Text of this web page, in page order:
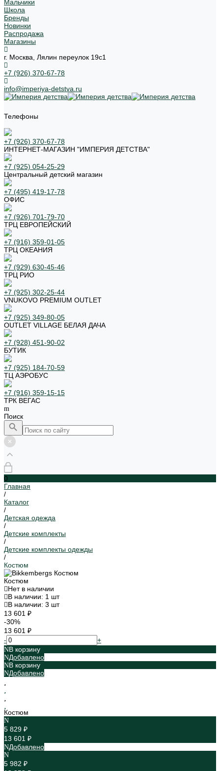
Мальчики
Школа
Бренды
Новинки
Распродажа
Магазины
г. Москва, Лялин переулок 19с1
+7 (926) 370-67-78
info@imperiya-detstva.ru
Телефоны
+7 (926) 370-67-78
ИНТЕРНЕТ-МАГАЗИН "ИМПЕРИЯ ДЕТСТВА"
+7 (925) 054-25-29
Центральный детский магазин
+7 (495) 419-17-78
ОФИС
+7 (926) 701-79-70
ТРЦ ЕВРОПЕЙСКИЙ
+7 (916) 359-01-05
ТРЦ ОКЕАНИЯ
+7 (929) 630-45-46
ТРЦ РИО
+7 (925) 302-25-44
VNUKOVO PREMIUM OUTLET
+7 (925) 349-80-05
OUTLET VILLAGE БЕЛАЯ ДАЧА
+7 (928) 451-90-02
БУТИК
+7 (925) 184-70-59
ТЦ АЭРОБУС
+7 (916) 359-15-15
ТРК ВЕГАС
Поиск
0
Главная
/
Каталог
/
Детская одежда
/
Детские комплекты
/
Детские комплекты одежды
/
Костюм
Костюм
Нет в наличии
В наличии: 1 шт
В наличии: 3 шт
13 601 ₽
-30%
13 601 ₽
-
+
В корзину
Добавлено
В корзину
Добавлено
Костюм
5 829 ₽
13 601 ₽
Добавлено
5 982 ₽